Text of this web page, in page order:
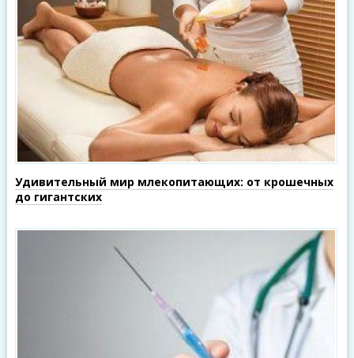
Удивительный мир млекопитающих: от крошечных
до гигантских